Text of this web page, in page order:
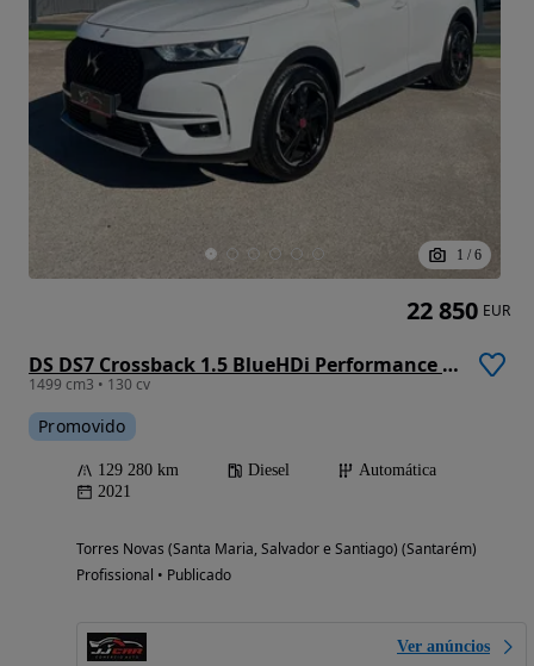
1 / 6
DS DS7 Crossback 1.5 BlueHDi Performance Line EAT8
1499 cm3 • 130 cv
Promovido
129 280 km Diesel
Automática
2021
Torres Novas (Santa Maria, Salvador e Santiago) (Santarém)
Profissional • Publicado
Ver anúncios
22 850 EUR